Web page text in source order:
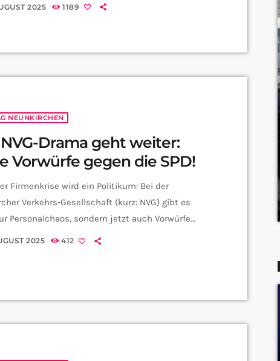
2025 1189
NEUNKIRCHEN
Drama geht weiter:
Vorwürfe gegen die SPD!
Firmenkrise wird ein Politikum: Bei der
Verkehrs-Gesellschaft (kurz: NVG) gibt es
Personalchaos, sondern jetzt auch Vorwürfe
örtliche SPD – von Gratis-Bussen bis hin zu
2025 412